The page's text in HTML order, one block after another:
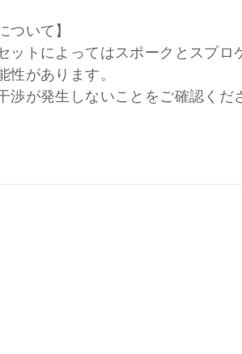
ついて】
ットによってはスポークとスプロ
性があります。
渉が発生しないことをご確認くだ